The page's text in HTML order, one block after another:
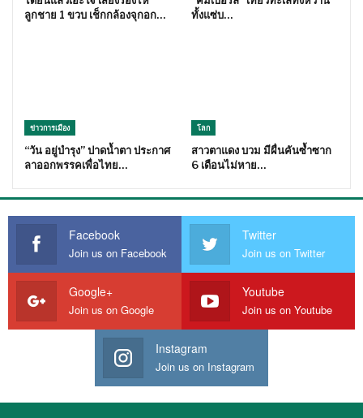
ลูกชาย 1 ขวบ เช็กกล้องจุกอก…
ทั้งแซ่บ…
ข่าวการเมือง
“วัน อยู่บำรุง” ปาดน้ำตา ประกาศ
ลาออกพรรคเพื่อไทย…
โลก
สาวตาแดง บวม มีผื่นคันซ้ำซาก
6 เดือนไม่หาย…
Facebook
Join us on Facebook
Twitter
Join us on Twitter
Google+
Join us on Google
Youtube
Join us on Youtube
Instagram
Join us on Instagram